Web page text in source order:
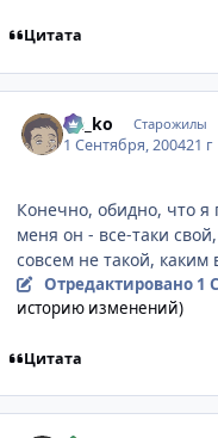
Цитата
Ge_ko Старожилы
1 Сентября, 200421 г
Конечно, обидно, что я
меня он - все-таки
совсем не такой, каким
Отредактировано 1
историю изменений)
Цитата